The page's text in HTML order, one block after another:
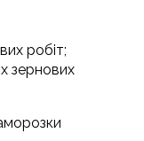
робіт;
зернових